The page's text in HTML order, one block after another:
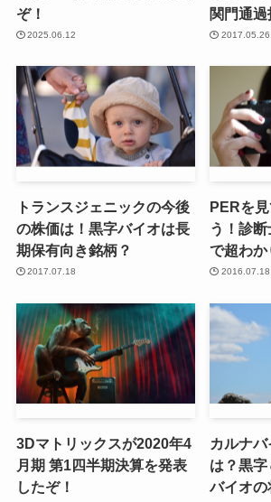
ぞ！
2025.06.12
関門通
2017.05.26
トランスジェニックの今後
の株価は！黒字バイオは長
期保有向き銘柄？
2017.07.18
PERを
う！診
で超わか
2016.07.18
3Dマトリックスが2020年4
月期 第1四半期決算を発表
したぞ！
カルナ
は？黒
バイオの